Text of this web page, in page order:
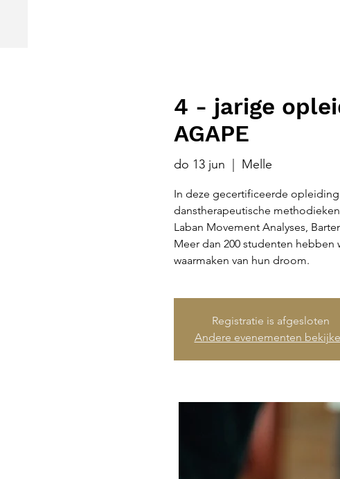
4 - jarige
AGAPE
do 13 jun Melle
In deze gecertificeerde
danstherapeutische
Laban Movement Analyses,
Meer dan 200 studenten
waarmaken van hun droom.
Registratie is afgesloten
Andere evenementen